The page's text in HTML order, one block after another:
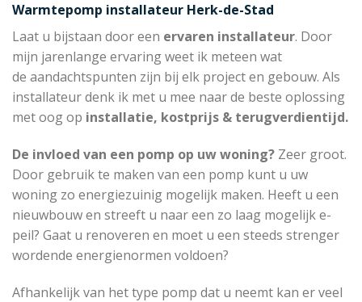
Warmtepomp installateur Herk-de-Stad
Laat u bijstaan door een ervaren installateur. Door
mijn jarenlange ervaring weet ik meteen wat
de aandachtspunten zijn bij elk project en gebouw. Als
installateur denk ik met u mee naar de beste oplossing
met oog op installatie, kostprijs & terugverdientijd.
De invloed van een pomp op uw woning? Zeer groot.
Door gebruik te maken van een pomp kunt u uw
woning zo energiezuinig mogelijk maken. Heeft u een
nieuwbouw en streeft u naar een zo laag mogelijk e-
peil? Gaat u renoveren en moet u een steeds strenger
wordende energienormen voldoen?
Afhankelijk van het type pomp dat u neemt kan er veel